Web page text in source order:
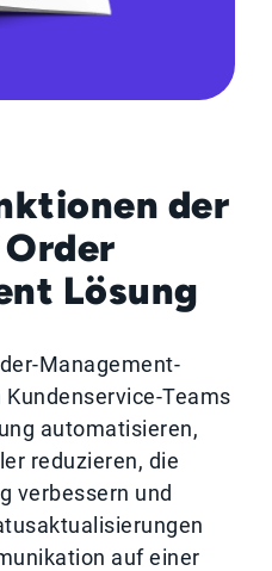
der
Order
Lösung
Management-
Teams
automatisieren,
reduzieren, die
verbessern und
auf einer